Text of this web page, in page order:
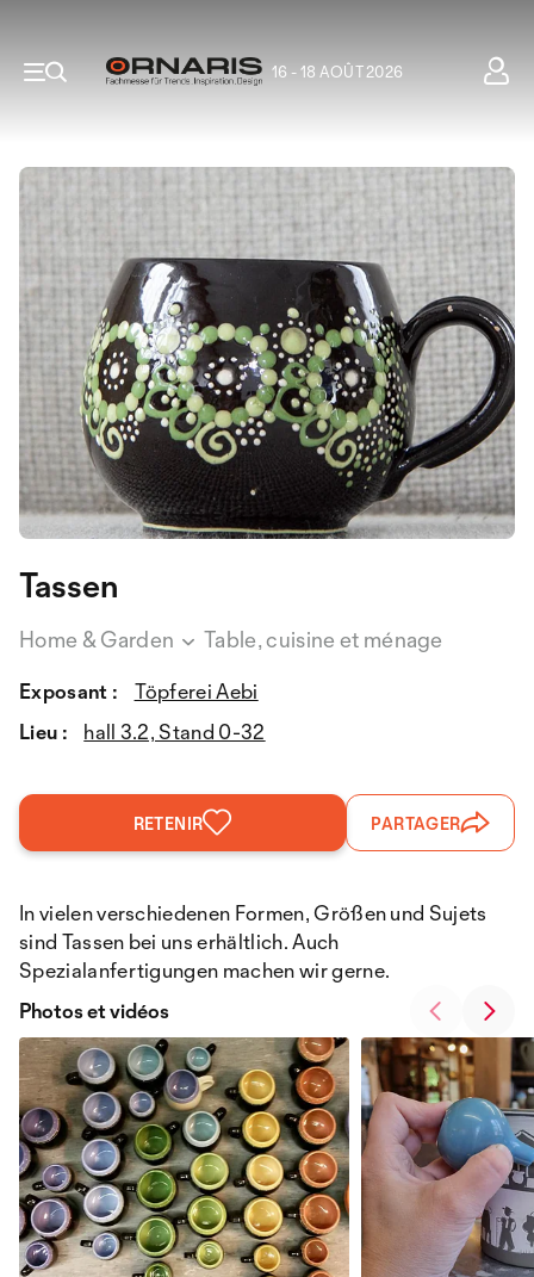
16 - 18 AOÛT 2026
Tassen
Home & Garden Table, cuisine et ménage
Exposant :
Töpferei Aebi
Lieu :
hall 3.2, Stand 0-32
RETENIR PARTAGER
In vielen verschiedenen Formen, Größen und Sujets
sind Tassen bei uns erhältlich. Auch
Spezialanfertigungen machen wir gerne.
Photos et vidéos